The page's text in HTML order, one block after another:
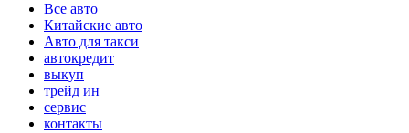
Все авто
Китайские авто
Авто для такси
автокредит
выкуп
трейд ин
сервис
контакты